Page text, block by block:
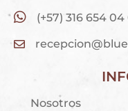
(+57) 316 654
Nosotros